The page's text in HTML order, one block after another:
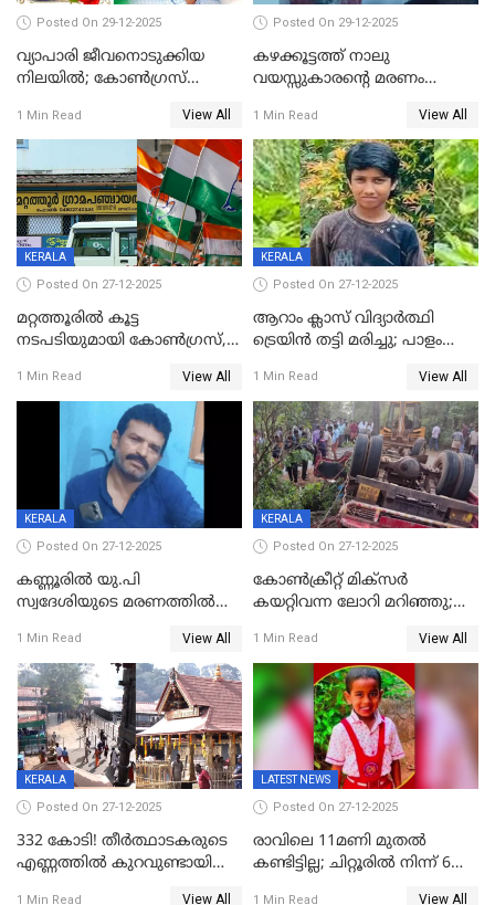
Posted On 29-12-2025
വ്യാപാരി ജീവനൊടുക്കിയ
നിലയില്‍; കോണ്‍ഗ്രസ്
മാനസികപീഡനമെന്ന് കുറിപ്പ്
1 Min Read View All
Posted On 29-12-2025
കഴക്കൂട്ടത്ത് നാലു
വയസ്സുകാരന്റെ മരണം
സുഹൃത്തും പൊലീസ്
കസ്റ്റഡിയിൽ
1 Min Read View All
KERALA
Posted On 27-12-2025
മറ്റത്തൂരിൽ കൂട്ട
നടപടിയുമായി കോണ്‍ഗ്രസ്,
എട്ട് പേര്‍ ഉള്‍പ്പെടെ
പത്തുപേരെ പുറത്താക്കി,
ചൊവ്വന്നൂരിലും നടപടി
1 Min Read View All
KERALA
Posted On 27-12-2025
ആറാം ക്ലാസ് വിദ്യാർത്ഥി
ട്രെയിൻ തട്ടി മരിച്ചു; പാളം
അപകടം മലപ്പുറത്ത്
1 Min Read View All
KERALA
Posted On 27-12-2025
കണ്ണൂരിൽ യു.പി
സ്വദേശിയുടെ മരണത്തിൽ
കേസ്; തർക്കമുണ്ടായത്
ഫേഷ്യലിന് 300 രൂപ
ആവശ്യപ്പെട്ടതിനെച്ചൊല്ലി
1 Min Read View All
KERALA
Posted On 27-12-2025
കോണ്‍ക്രീറ്റ് മിക്‌സര്‍
കയറ്റിവന്ന ലോറി മറിഞ്ഞു;
അപകടം കണ്ണൂരിൽ
1 Min Read View All
KERALA
Posted On 27-12-2025
332 കോടി! തീർത്ഥാടകരുടെ
എണ്ണത്തിൽ കുറവുണ്ടായിട്ടും
1 Min Read View All
LATEST NEWS
Posted On 27-12-2025
രാവിലെ 11മണി മുതൽ
കണ്ടിട്ടില്ല; ചിറ്റൂരിൽ നിന്ന് 6
1 Min Read View All